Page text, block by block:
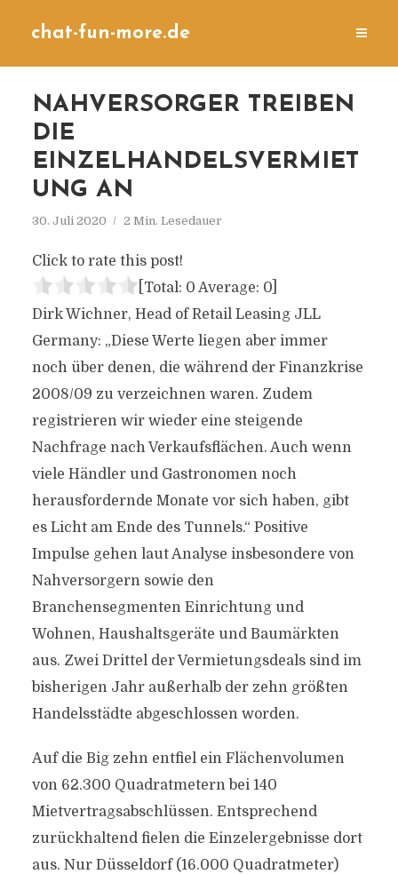
chat-fun-more.de
NAHVERSORGER TREIBEN
DIE
EINZELHANDELSVERMIET
UNG AN
30. Juli 2020 2 Min. Lesedauer
Click to rate this post!
[Total: 0 Average: 0]
Dirk Wichner, Head of Retail Leasing JLL
Germany: „Diese Werte liegen aber immer
noch über denen, die während der Finanzkrise
2008/09 zu verzeichnen waren. Zudem
registrieren wir wieder eine steigende
Nachfrage nach Verkaufsflächen. Auch wenn
viele Händler und Gastronomen noch
herausfordernde Monate vor sich haben, gibt
es Licht am Ende des Tunnels.“ Positive
Impulse gehen laut Analyse insbesondere von
Nahversorgern sowie den
Branchensegmenten Einrichtung und
Wohnen, Haushaltsgeräte und Baumärkten
aus. Zwei Drittel der Vermietungsdeals sind im
bisherigen Jahr außerhalb der zehn größten
Handelsstädte abgeschlossen worden.
Auf die Big zehn entfiel ein Flächenvolumen
von 62.300 Quadratmetern bei 140
Mietvertragsabschlüssen. Entsprechend
zurückhaltend fielen die Einzelergebnisse dort
aus. Nur Düsseldorf (16.000 Quadratmeter)